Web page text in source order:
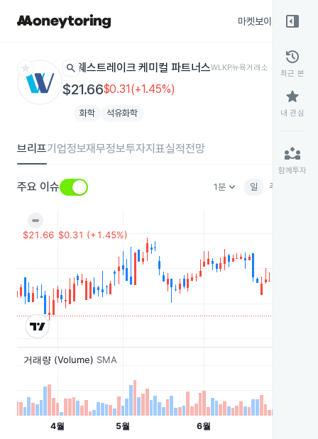
마켓보이스
star search 웨스트레이크 케미컬 파트너스WLKP뉴욕거래소
$21.66$0.31(+1.45%)
화학 석유화학
브리프기업정보재무정보투자지표실적전망
주요 이슈 1분keyboard_arrow_down 일 주
right_panel_open
history
최근 본
star
내 관심
partner_exchange
함께투자